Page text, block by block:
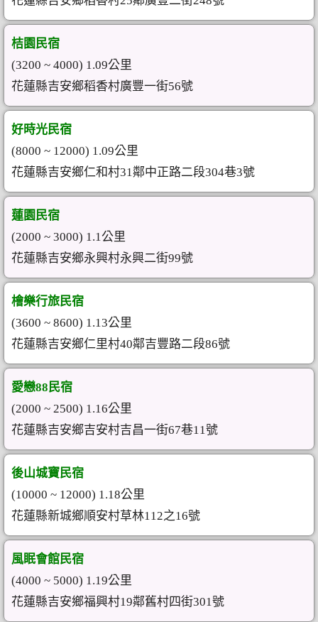
桔園民宿
(3200 ~ 4000) 1.09公里
花蓮縣吉安鄉稻香村廣豐一街56號
好時光民宿
(8000 ~ 12000) 1.09公里
花蓮縣吉安鄉仁和村31鄰中正路二段304巷3號
蓮園民宿
(2000 ~ 3000) 1.1公里
花蓮縣吉安鄉永興村永興二街99號
檜樂行旅民宿
(3600 ~ 8600) 1.13公里
花蓮縣吉安鄉仁里村40鄰吉豐路二段86號
愛戀88民宿
(2000 ~ 2500) 1.16公里
花蓮縣吉安鄉吉安村吉昌一街67巷11號
後山城寶民宿
(10000 ~ 12000) 1.18公里
花蓮縣新城鄉順安村草林112之16號
風眠會館民宿
(4000 ~ 5000) 1.19公里
花蓮縣吉安鄉福興村19鄰舊村四街301號